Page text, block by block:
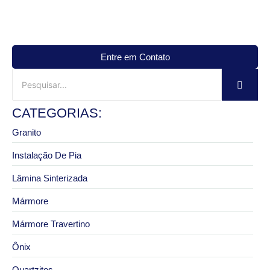
Entre em Contato
CATEGORIAS:
Granito
Instalação De Pia
Lâmina Sinterizada
Mármore
Mármore Travertino
Ônix